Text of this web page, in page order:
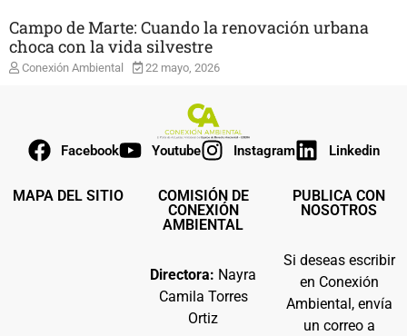
Campo de Marte: Cuando la renovación urbana
choca con la vida silvestre
Conexión Ambiental 22 mayo, 2026
Facebook Youtube Instagram Linkedin
MAPA DEL SITIO
COMISIÓN DE
CONEXIÓN
AMBIENTAL
Directora: Nayra
Camila Torres
Ortiz
PUBLICA CON
NOSOTROS
Si deseas escribir
en Conexión
Ambiental, envía
un correo a